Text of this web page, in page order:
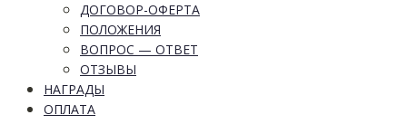
ДОГОВОР-ОФЕРТА
ПОЛОЖЕНИЯ
ВОПРОС — ОТВЕТ
ОТЗЫВЫ
НАГРАДЫ
ОПЛАТА